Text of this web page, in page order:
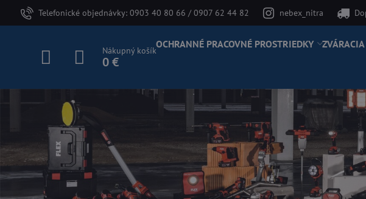
Telefonické objednávky: 0903 40 80 66 / 0907 62 44 82 nebex_nitra
Nákupný košík
0 €
OCHRANNÉ PRACOVNÉ PROSTRIEDKY